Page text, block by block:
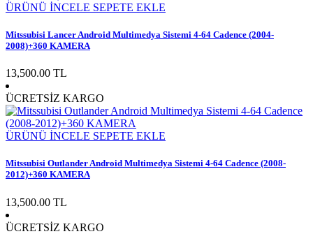
ÜRÜNÜ İNCELE SEPETE EKLE
Mitssubisi Lancer Android Multimedya Sistemi 4-64 Cadence (2004-
2008)+360 KAMERA
13,500.00 TL
ÜCRETSİZ KARGO
ÜRÜNÜ İNCELE SEPETE EKLE
Mitssubisi Outlander Android Multimedya Sistemi 4-64 Cadence (2008-
2012)+360 KAMERA
13,500.00 TL
ÜCRETSİZ KARGO